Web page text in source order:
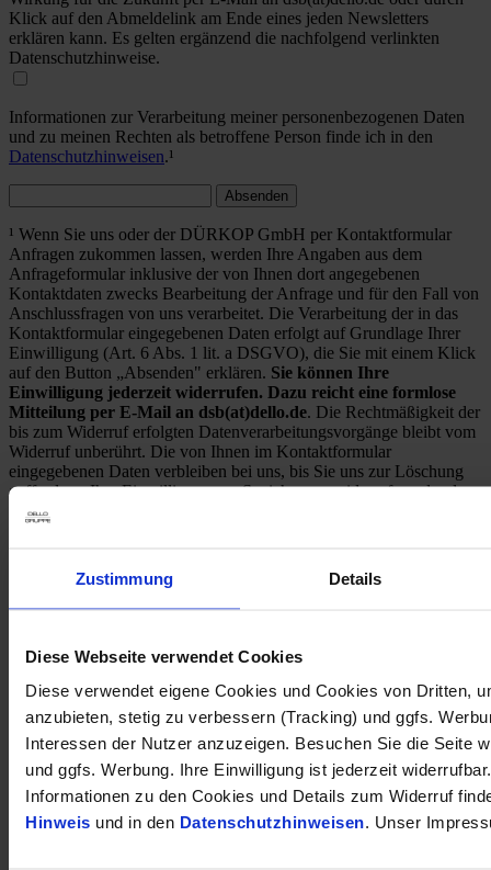
Zustimmung Details
Diese Webseite verwendet Cookies
Diese verwendet eigene Cookies und Cookies von Dritten,
anzubieten, stetig zu verbessern (Tracking) und ggfs.
Interessen der Nutzer anzuzeigen. Besuchen Sie die Seite
und ggfs. Werbung. Ihre Einwilligung ist jederzeit
Informationen zu den Cookies und Details zum Widerruf
Hinweis und in den Datenschutzhinweisen. Unser
Klick auf den Abmeldelink am Ende eines jeden Newsletters
erklären kann. Es gelten ergänzend die nachfolgend verlinkten
Datenschutzhinweise.
Informationen zur Verarbeitung meiner personenbezogenen Daten
und zu meinen Rechten als betroffene Person finde ich in den
Datenschutzhinweisen.¹
Absenden
¹ Wenn Sie uns oder der DÜRKOP GmbH per Kontaktformular
Anfragen zukommen lassen, werden Ihre Angaben aus dem
Anfrageformular inklusive der von Ihnen dort angegebenen
Kontaktdaten zwecks Bearbeitung der Anfrage und für den Fall von
Anschlussfragen von uns verarbeitet. Die Verarbeitung der in das
Kontaktformular eingegebenen Daten erfolgt auf Grundlage Ihrer
Einwilligung (Art. 6 Abs. 1 lit. a DSGVO), die Sie mit einem Klick
auf den Button „Absenden" erklären. Sie können Ihre
Einwilligung jederzeit widerrufen. Dazu reicht eine formlose
Mitteilung per E-Mail an dsb(at)dello.de. Die Rechtmäßigkeit der
bis zum Widerruf erfolgten Datenverarbeitungsvorgänge bleibt vom
Widerruf unberührt. Die von Ihnen im Kontaktformular
eingegebenen Daten verbleiben bei uns, bis Sie uns zur Löschung
auffordern, Ihre Einwilligung zur Speicherung widerrufen oder der
Zweck für die Datenspeicherung entfällt (z. B. nach
unberührt.
* Pflichtfeld
Kraftstoffverbrauch (kombiniert nach WLTP)1:5.50
l/100km
CO2 -Emission (kombiniert nach WLTP) 124 g CO 2 /km
Opel Corsa 74kw Komfort-Paket LED LenkradHZG SitzHZG